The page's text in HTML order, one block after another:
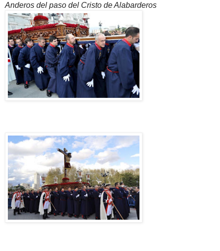
Anderos del paso del Cristo de Alabarderos